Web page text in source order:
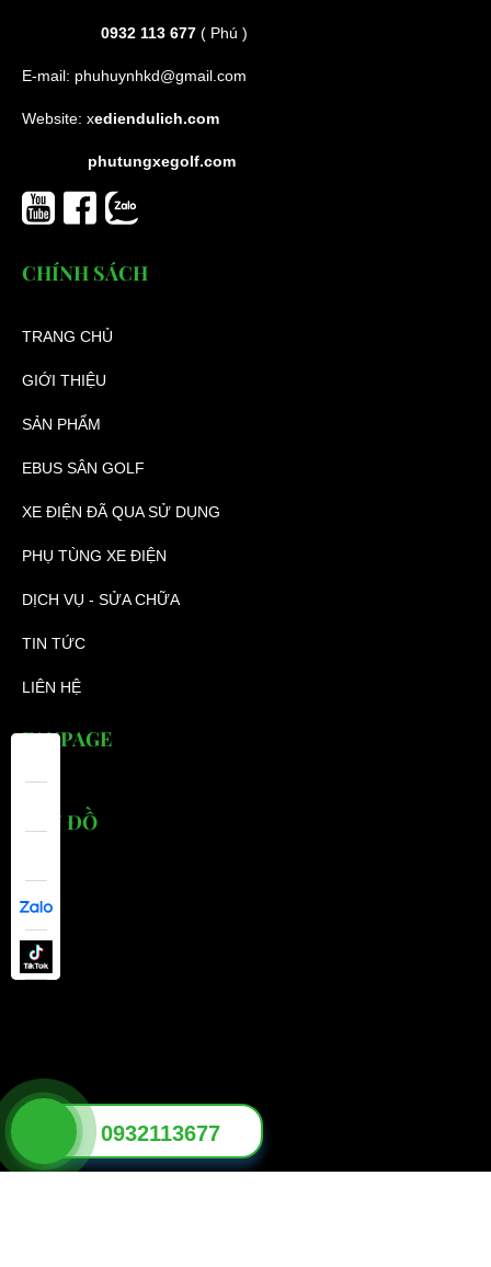
0932 113 677 ( Phú )
E-mail: phuhuynhkd@gmail.com
Website: xediendulich.com
phutungxegolf.com
CHÍNH SÁCH
TRANG CHỦ
GIỚI THIỆU
SẢN PHẨM
EBUS SÂN GOLF
XE ĐIỆN ĐÃ QUA SỬ DỤNG
PHỤ TÙNG XE ĐIỆN
DỊCH VỤ - SỬA CHỮA
TIN TỨC
LIÊN HỆ
FANPAGE
BẢN ĐỒ
0932113677